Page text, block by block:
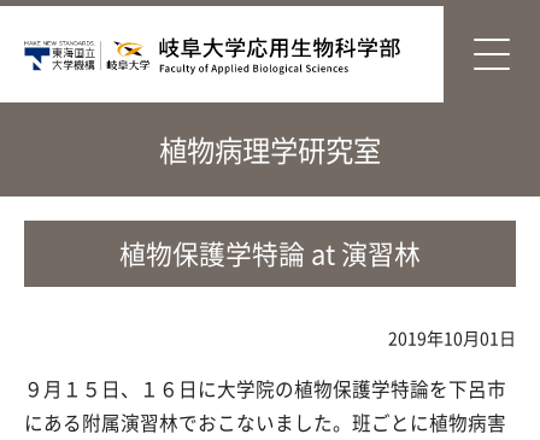
植物病理学研究室
植物保護学特論 at 演習林
2019年10月01日
９月１５日、１６日に大学院の植物保護学特論を下呂市
にある附属演習林でおこないました。班ごとに植物病害